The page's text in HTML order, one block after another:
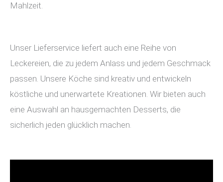
Mahlzeit.
Unser Lieferservice liefert auch eine Reihe von
Leckereien, die zu jedem Anlass und jedem Geschmack
passen. Unsere Köche sind kreativ und entwickeln
köstliche und unerwartete Kreationen. Wir bieten auch
eine Auswahl an hausgemachten Desserts, die
sicherlich jeden glücklich machen.